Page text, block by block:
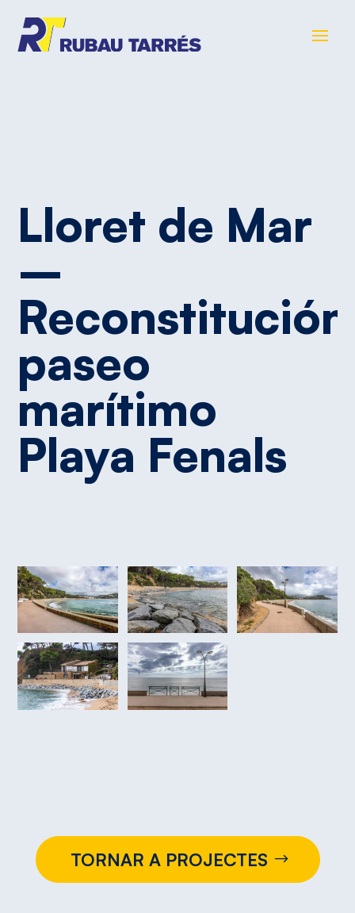
Lloret de Mar
–
Reconstitución
paseo
marítimo
Playa Fenals
TORNAR A PROJECTES